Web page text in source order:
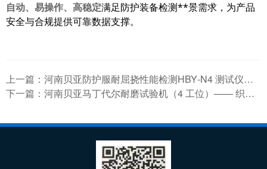
自动、易操作、高稳定满足防护装备检测**景需求，为产品
安全与合规提供可靠数据支撑。
上一篇： 河南贝亚防护服耐屈挠性能检测HBY‑N4 测试仪技术详解
下一篇： 河南贝亚马丁代尔耐磨试验机（4 工位）—— 织物耐磨与起毛起球标准检测设备